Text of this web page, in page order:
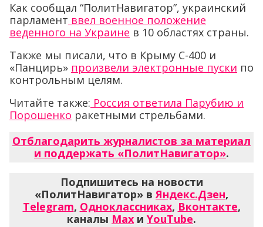
Как сообщал “ПолитНавигатор”, украинский
парламент ввел военное положение
веденного на Украине в 10 областях страны.
Также мы писали, что в Крыму С-400 и
«Панцирь» произвели электронные пуски по
контрольным целям.
Читайте также: Россия ответила Парубию и
Порошенко ракетными стрельбами.
Отблагодарить журналистов за материал
и поддержать «ПолитНавигатор».
Подпишитесь на новости
«ПолитНавигатор» вЯндекс.Дзен,
Telegram, Одноклассниках, Вконтакте,
каналы Max и YouTube.